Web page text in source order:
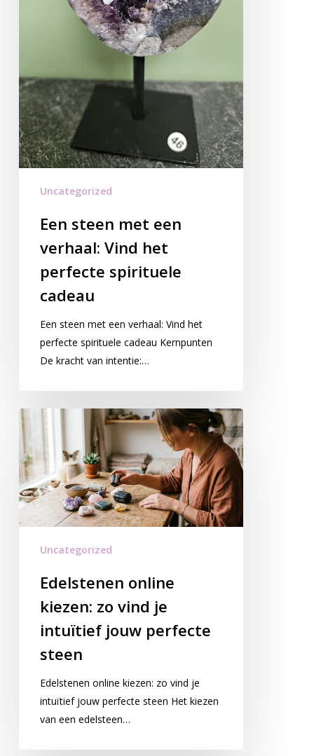
Uncategorized
Een steen met een
verhaal: Vind het
perfecte spirituele
cadeau
Een steen met een verhaal: Vind het
perfecte spirituele cadeau Kernpunten
De kracht van intentie:…
Uncategorized
Edelstenen online
kiezen: zo vind je
intuïtief jouw perfecte
steen
Edelstenen online kiezen: zo vind je
intuïtief jouw perfecte steen Het kiezen
van een edelsteen…